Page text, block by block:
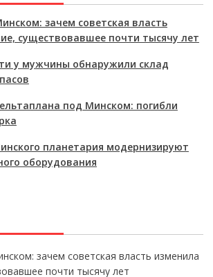
зачем советская власть
существовавшее почти тысячу лет
у мужчины обнаружили склад
под Минском: погибли
планетария модернизируют
оборудования
зачем советская власть изменила
почти тысячу лет